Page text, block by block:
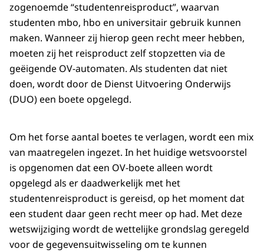
zogenoemde “studentenreisproduct”, waarvan
studenten mbo, hbo en universitair gebruik kunnen
maken. Wanneer zij hierop geen recht meer hebben,
moeten zij het reisproduct zelf stopzetten via de
geëigende OV-automaten. Als studenten dat niet
doen, wordt door de Dienst Uitvoering Onderwijs
(DUO) een boete opgelegd.
Om het forse aantal boetes te verlagen, wordt een mix
van maatregelen ingezet. In het huidige wetsvoorstel
is opgenomen dat een OV-boete alleen wordt
opgelegd als er daadwerkelijk met het
studentenreisproduct is gereisd, op het moment dat
een student daar geen recht meer op had. Met deze
wetswijziging wordt de wettelijke grondslag geregeld
voor de gegevensuitwisseling om te kunnen